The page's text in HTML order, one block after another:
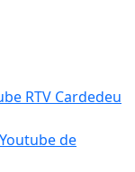
RTV Cardedeu
de